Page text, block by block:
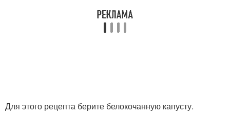
Для этого рецепта берите белокочанную капусту.